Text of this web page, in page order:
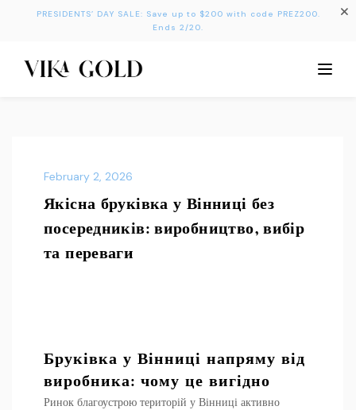
PRESIDENTS’ DAY SALE: Save up to $200 with code PREZ200.
Ends 2/20.
February 2, 2026
Якісна бруківка у Вінниці без
посередників: виробництво, вибір
та переваги
Бруківка у Вінниці напряму від
виробника: чому це вигідно
Ринок благоустрою територій у Вінниці активно